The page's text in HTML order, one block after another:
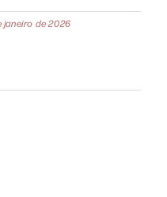
janeiro de 2026